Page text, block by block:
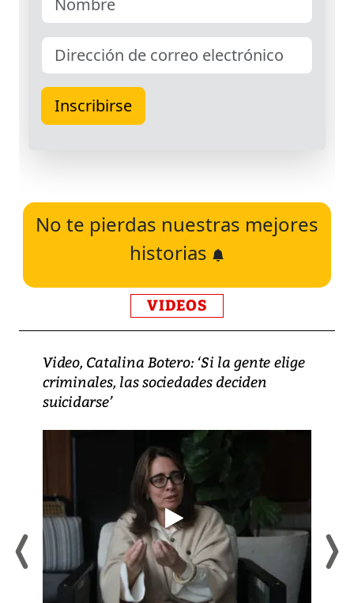
No te pierdas nuestras mejores
historias
VIDEOS
Video, Catalina Botero: ‘Si la gente elige
criminales, las sociedades deciden
suicidarse’